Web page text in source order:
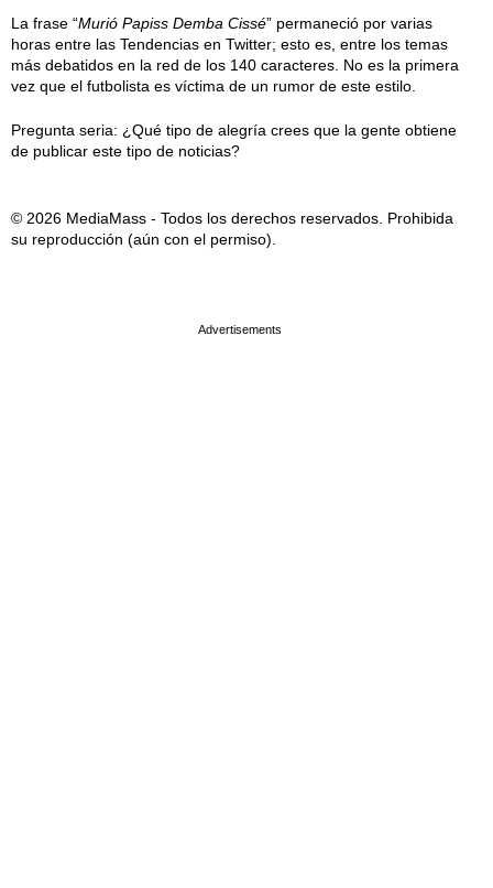
La frase “Murió Papiss Demba Cissé” permaneció por varias
horas entre las Tendencias en Twitter; esto es, entre los temas
más debatidos en la red de los 140 caracteres. No es la primera
vez que el futbolista es víctima de un rumor de este estilo.
Pregunta seria: ¿Qué tipo de alegría crees que la gente obtiene
de publicar este tipo de noticias?
© 2026 MediaMass - Todos los derechos reservados. Prohibida
su reproducción (aún con el permiso).